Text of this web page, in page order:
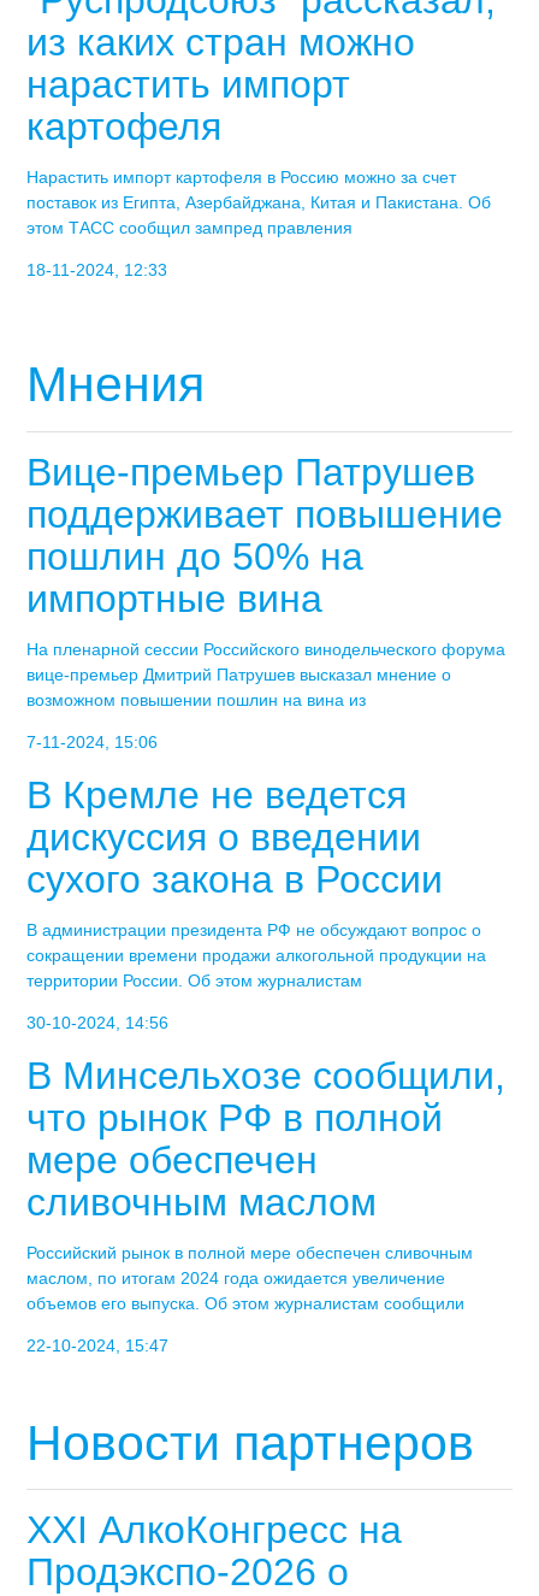
из каких стран можно
нарастить импорт
картофеля
Нарастить импорт картофеля в Россию можно за счет
поставок из Египта, Азербайджана, Китая и Пакистана. Об
этом ТАСС сообщил зампред правления
18-11-2024, 12:33
Мнения
Вице-премьер Патрушев
поддерживает повышение
пошлин до 50% на
импортные вина
На пленарной сессии Российского винодельческого форума
вице-премьер Дмитрий Патрушев высказал мнение о
возможном повышении пошлин на вина из
7-11-2024, 15:06
В Кремле не ведется
дискуссия о введении
сухого закона в России
В администрации президента РФ не обсуждают вопрос о
сокращении времени продажи алкогольной продукции на
территории России. Об этом журналистам
30-10-2024, 14:56
В Минсельхозе сообщили,
что рынок РФ в полной
мере обеспечен
сливочным маслом
Российский рынок в полной мере обеспечен сливочным
маслом, по итогам 2024 года ожидается увеличение
объемов его выпуска. Об этом журналистам сообщили
22-10-2024, 15:47
Новости партнеров
XXI АлкоКонгресс на
Продэкспо-2026 о